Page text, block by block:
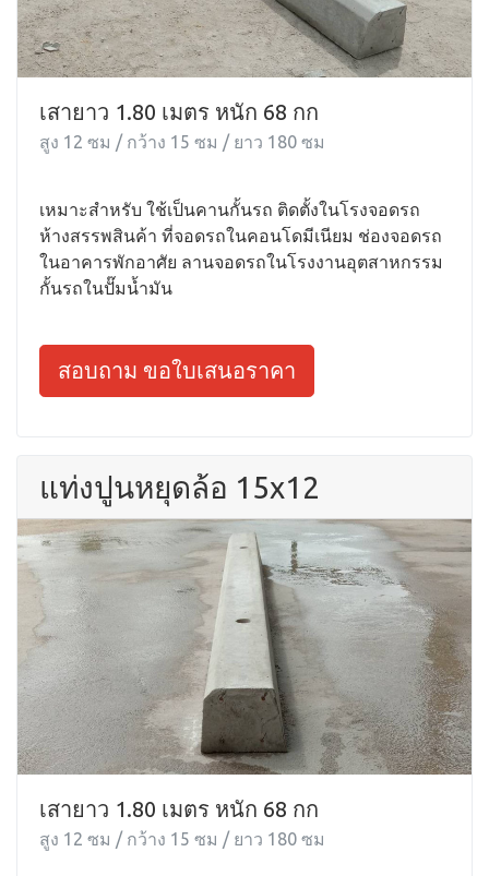
เสายาว 1.80 เมตร หนัก 68 กก
สูง 12 ซม / กว้าง 15 ซม / ยาว 180 ซม
เหมาะสำหรับ ใช้เป็นคานกั้นรถ ติดตั้งในโรงจอดรถ
ห้างสรรพสินค้า ที่จอดรถในคอนโดมีเนียม ช่องจอดรถ
ในอาคารพักอาศัย ลานจอดรถในโรงงานอุตสาหกรรม
กั้นรถในปั๊มน้ำมัน
สอบถาม ขอใบเสนอราคา
แท่งปูนหยุดล้อ 15x12
เสายาว 1.80 เมตร หนัก 68 กก
สูง 12 ซม / กว้าง 15 ซม / ยาว 180 ซม